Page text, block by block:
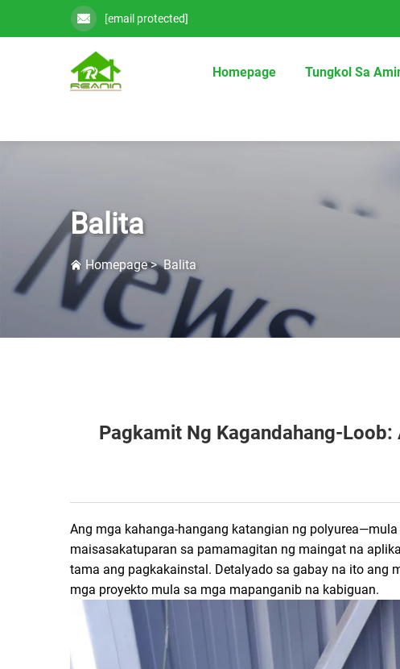
[email protected]
Homepage Tungkol Sa
Balita
Homepage>Balita
Pagkamit Ng Kagandahang-
Ang mga kahanga-hangang katangian ng
maisasakatuparan sa pamamagitan ng maingat na
tama ang pagkakainstal. Detalyado sa gabay na ito ang
mga proyekto mula sa mga mapanganib na kabiguan.